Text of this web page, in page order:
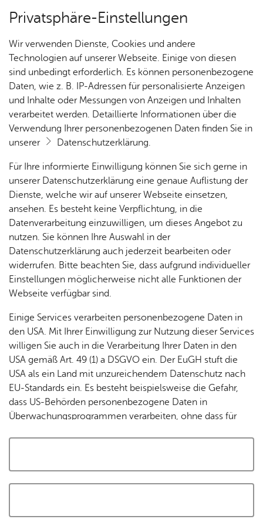
Kartenansicht
Cookie-Hinweis
Zum Laden dieser Karte wird eine Verbindung zu externen
Servern hergestellt. Diese verwenden Cookies und andere
Tracking-Technologien, um die Bedienung zu
personalisieren und zu verbessern. Weitere Informationen
finden Sie in unsererDatenschutzerklärung
Cookies akzeptieren und Karte laden
Privatsphäre-Einstellungen
Wir verwenden Dienste, Cookies und andere
Technologien auf unserer Webseite. Einige von diesen
sind unbedingt erforderlich. Es können personenbezogene
Daten, wie z. B. IP-Adressen für personalisierte Anzeigen
und Inhalte oder Messungen von Anzeigen und Inhalten
verarbeitet werden. Detaillierte Informationen über die
Verwendung Ihrer personenbezogenen Daten finden Sie in
unserer
Datenschutzerklärung.
Für Ihre informierte Einwilligung können Sie sich gerne in
unserer Datenschutzerklärung eine genaue Auflistung der
Dienste, welche wir auf unserer Webseite einsetzen,
ansehen. Es besteht keine Verpflichtung, in die
Datenverarbeitung einzuwilligen, um dieses Angebot zu
nutzen. Sie können Ihre Auswahl in der
Datenschutzerklärung auch jederzeit bearbeiten oder
widerrufen. Bitte beachten Sie, dass aufgrund individueller
Einstellungen möglicherweise nicht alle Funktionen der
Webseite verfügbar sind.
Einige Services verarbeiten personenbezogene Daten in
den USA. Mit Ihrer Einwilligung zur Nutzung dieser Services
willigen Sie auch in die Verarbeitung Ihrer Daten in den
USA gemäß Art. 49 (1) a DSGVO ein. Der EuGH stuft die
USA als ein Land mit unzureichendem Datenschutz nach
EU-Standards ein. Es besteht beispielsweise die Gefahr,
dass US-Behörden personenbezogene Daten in
Überwachungsprogrammen verarbeiten, ohne dass für